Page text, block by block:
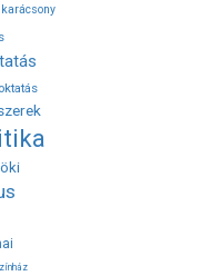
karácsony